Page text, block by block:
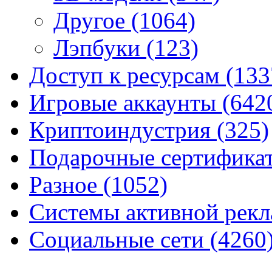
Другое (1064)
Лэпбуки (123)
Доступ к ресурсам
Игровые аккаунты
Криптоиндустрия (325)
Подарочные
Разное (1052)
Системы активной
Социальные сети